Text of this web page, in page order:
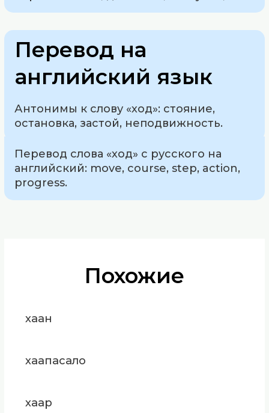
Перевод на
английский язык
Антонимы к слову «ход»: стояние,
остановка, застой, неподвижность.
Перевод слова «ход» с русского на
английский: move, course, step, action,
progress.
Похожие
хаан
хаапасало
хаар